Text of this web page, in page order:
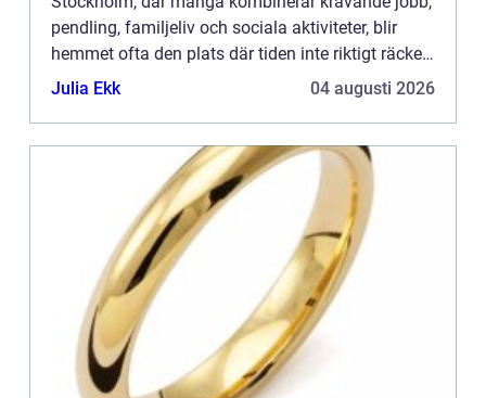
pendling, familjeliv och sociala aktiviteter, blir
hemmet ofta den plats där tiden inte riktigt räcker
till. Samtidigt p&ar...
Julia Ekk 04 augusti 2026